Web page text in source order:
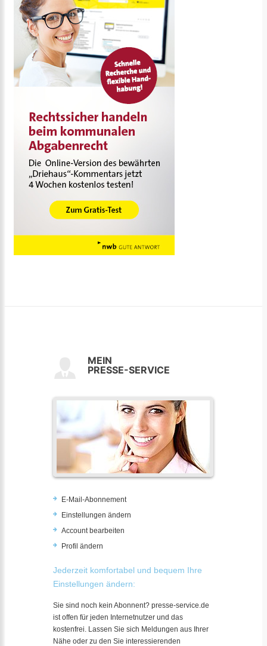
MEIN
PRESSE-SERVICE
E-Mail-Abonnement
Einstellungen ändern
Account bearbeiten
Profil ändern
Jederzeit komfortabel und bequem Ihre
Einstellungen ändern:
Sie sind noch kein Abonnent? presse-service.de
ist offen für jeden Internetnutzer und das
kostenfrei. Lassen Sie sich Meldungen aus Ihrer
Nähe oder zu den Sie interessierenden